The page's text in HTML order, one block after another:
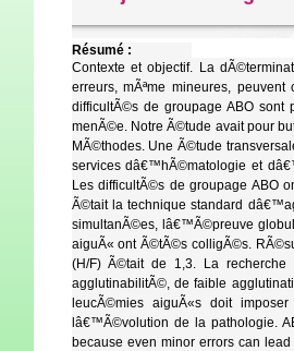
Résumé :
Contexte et objectif. La
erreurs, mÃªme mineures,
difficultÃ©s de groupage ABO
menÃ©e. Notre Ã©tude avait pour
MÃ©thodes. Une Ã©tude
services dâ€™hÃ©matologie et
Les difficultÃ©s de groupage ABO
Ã©tait la technique standard
simultanÃ©es, lâ€™Ã©preuve
aiguÃ« ont Ã©tÃ©s colligÃ©s.
(H/F) Ã©tait de 1,3. La
agglutinabilitÃ©, de faible
leucÃ©mies aiguÃ«s doit
lâ€™Ã©volution de la pathologie.
because even minor errors can